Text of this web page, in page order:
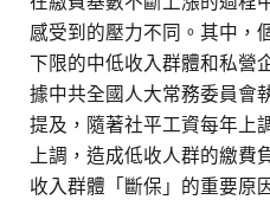
感受到的壓力不同。其中，
下限的中低收入群體和私營
據中共全國人大常務委員會
提及，隨著社平工資每年上
上調，造成低收人群的繳費
收入群體「斷保」的重要原